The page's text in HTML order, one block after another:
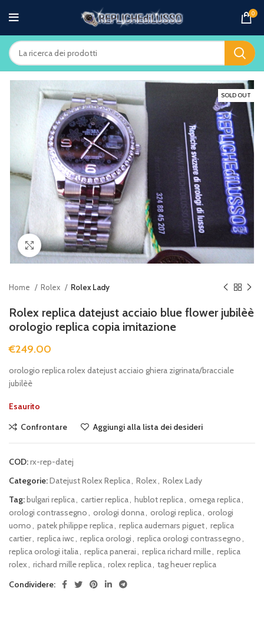
0
SOLD OUT
Clicca per ingrandire
Home Rolex Rolex Lady
Rolex replica datejust acciaio blue flower jubilèè
orologio replica copia imitazione
€249.00
orologio replica rolex datejust acciaio ghiera zigrinata/bracciale
jubilèè
Esaurito
Confrontare
Aggiungi alla lista dei desideri
COD:rx-rep-datej
Categorie:Datejust Rolex Replica Rolex
Rolex Lady
Tag:bulgari replica cartier replica hublot replica omega replica
orologi contrassegno
orologi donna orologi replica orologi
uomo
patek philippe replica replica audemars piguet replica
cartier replica iwc replica orologi replica orologi contrassegno
replica orologi italia replica panerai replica richard mille replica
rolex
richard mille replica rolex replica tag heuer replica
Condividere: